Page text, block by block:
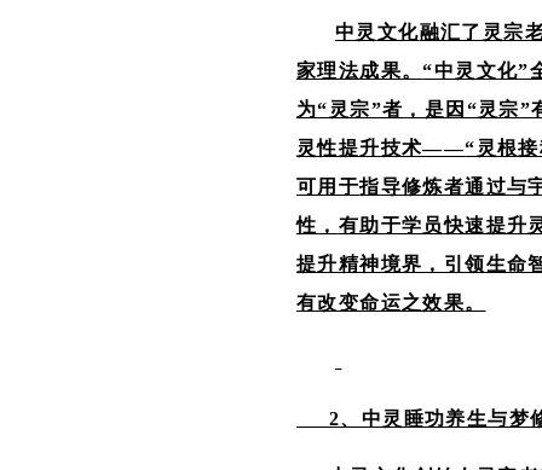
中灵 文化融汇了灵宗
家理法成果。“中灵文化”
为“灵宗”者，是因“灵宗”
灵性提升技术——“灵根
可用于指导修炼者通过与
性， 有助于学员快速提升
提升精神境界，引领生命
有改变命运之效果。
2、中灵睡功养生与梦